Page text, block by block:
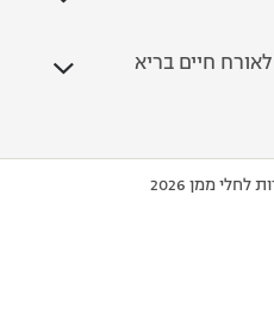
חיים בריא
ממן 2026